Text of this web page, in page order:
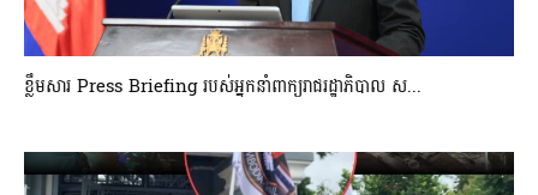
ខ្លឹមសារ Press Briefing របស់អ្នកនាំពាក្យរាជរដ្ឋាភិបាល ស...